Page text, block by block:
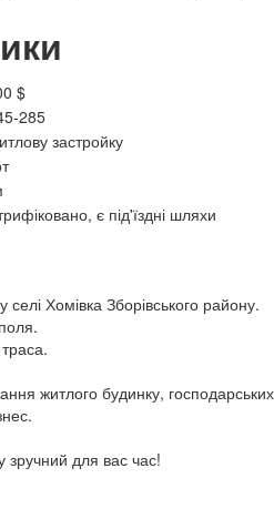
$
285
застройку
є під'їздні шляхи
Хомівка Зборівського району.
житлого будинку,
зручний для вас час!